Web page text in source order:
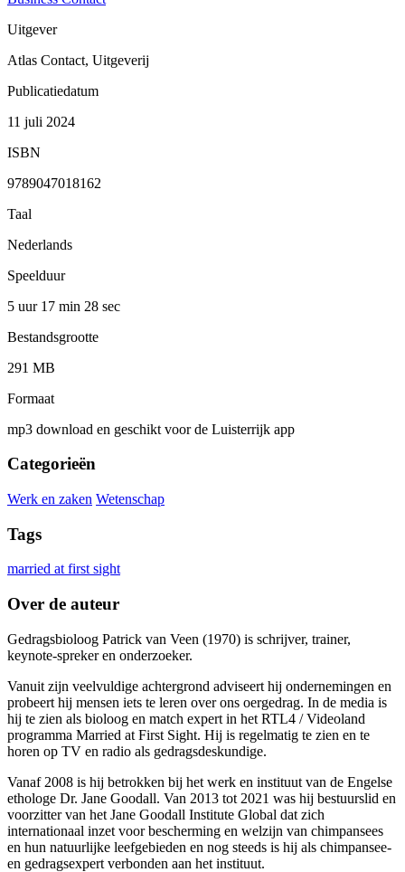
Uitgever
Atlas Contact, Uitgeverij
Publicatiedatum
11 juli 2024
ISBN
9789047018162
Taal
Nederlands
Speelduur
5 uur 17 min 28 sec
Bestandsgrootte
291 MB
Formaat
mp3 download en geschikt voor de Luisterrijk app
Categorieën
Werk en zaken Wetenschap
Tags
married at first sight
Over de auteur
Gedragsbioloog Patrick van Veen (1970) is schrijver, trainer,
keynote-spreker en onderzoeker.
Vanuit zijn veelvuldige achtergrond adviseert hij ondernemingen en
probeert hij mensen iets te leren over ons oergedrag. In de media is
hij te zien als bioloog en match expert in het RTL4 / Videoland
programma Married at First Sight. Hij is regelmatig te zien en te
horen op TV en radio als gedragsdeskundige.
Vanaf 2008 is hij betrokken bij het werk en instituut van de Engelse
ethologe Dr. Jane Goodall. Van 2013 tot 2021 was hij bestuurslid en
voorzitter van het Jane Goodall Institute Global dat zich
internationaal inzet voor bescherming en welzijn van chimpansees
en hun natuurlijke leefgebieden en nog steeds is hij als chimpansee-
en gedragsexpert verbonden aan het instituut.